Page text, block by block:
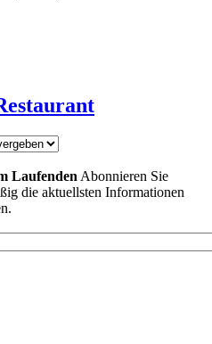
Laufenden Abonnieren Sie
die aktuellsten Informationen